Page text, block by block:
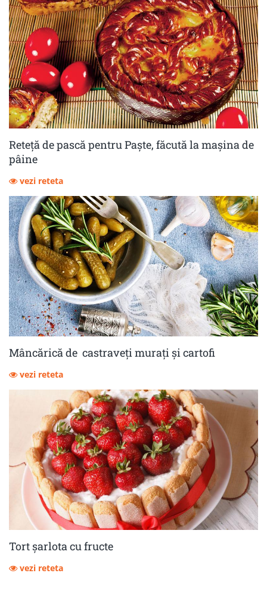
Reteță de pască pentru Paște, făcută la mașina de
pâine
vezi reteta
Mâncărică de castraveţi muraţi şi cartofi
vezi reteta
Tort șarlota cu fructe
vezi reteta